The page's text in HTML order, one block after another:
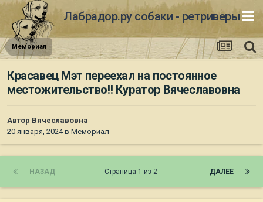
Лабрадор.ру собаки - ретриверы
Мемориал
Красавец Мэт переехал на постоянное
местожительство!! Куратор Вячеславовна
Автор Вячеславовна
20 января, 2024в Мемориал
НАЗАД ДАЛЕЕ
Страница 1 из 2